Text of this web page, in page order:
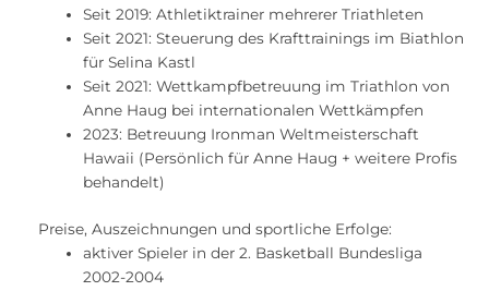
Seit 2019: Athletiktrainer mehrerer Triathleten
Seit 2021: Steuerung des Krafttrainings im Biathlon
für Selina Kastl
Seit 2021: Wettkampfbetreuung im Triathlon von
Anne Haug bei internationalen Wettkämpfen
2023: Betreuung Ironman Weltmeisterschaft
Hawaii (Persönlich für Anne Haug + weitere Profis
behandelt)
Preise, Auszeichnungen und sportliche Erfolge:
aktiver Spieler in der 2. Basketball Bundesliga
2002-2004